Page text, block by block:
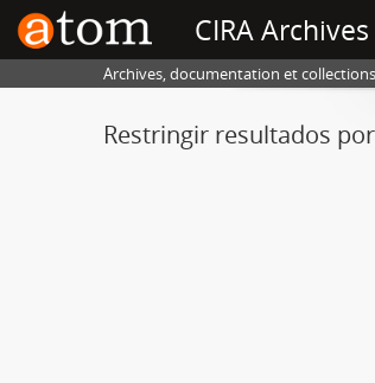
CIRA Archives
Archives, documentation et
Restringir resultados